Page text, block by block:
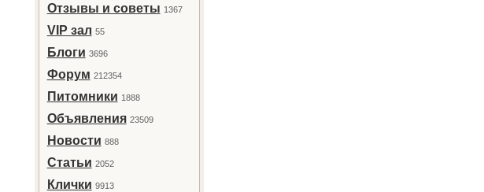
Отзывы и советы 1367
VIP зал 55
Блоги 3696
Форум 212354
Питомники 1888
Объявления 23509
Новости 888
Статьи 2052
Клички 9913